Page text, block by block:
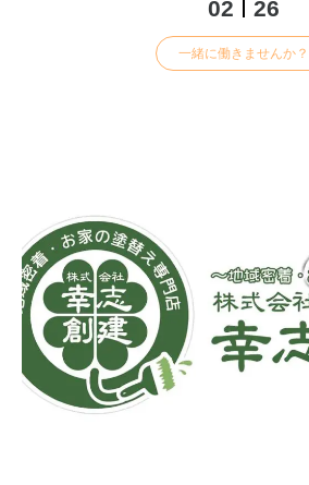
02 26
一緒に働きませんか？